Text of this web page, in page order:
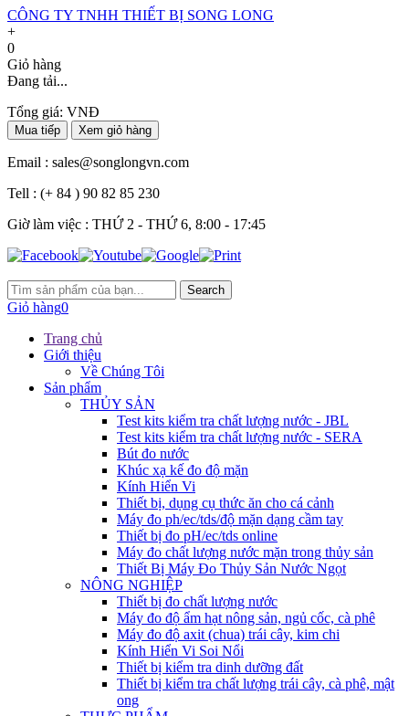
CÔNG TY TNHH THIẾT BỊ SONG LONG
+
0
Giỏ hàng
Đang tải...
Tổng giá: VNĐ
Mua tiếp Xem giỏ hàng
Email : sales@songlongvn.com
Tell : (+ 84 ) 90 82 85 230
Giờ làm việc : THỨ 2 - THỨ 6, 8:00 - 17:45
Search
Giỏ hàng0
Trang chủ
Giới thiệu
Về Chúng Tôi
Sản phẩm
THỦY SẢN
Test kits kiểm tra chất lượng nước - JBL
Test kits kiểm tra chất lượng nước - SERA
Bút đo nước
Khúc xạ kế đo độ mặn
Kính Hiển Vi
Thiết bị, dụng cụ thức ăn cho cá cảnh
Máy đo ph/ec/tds/độ mặn dạng cầm tay
Thiết bị đo pH/ec/tds online
Máy đo chất lượng nước mặn trong thủy sản
Thiết Bị Máy Đo Thủy Sản Nước Ngọt
NÔNG NGHIỆP
Thiết bị đo chất lượng nước
Máy đo độ ẩm hạt nông sản, ngủ cốc, cà phê
Máy đo độ axit (chua) trái cây, kim chi
Kính Hiển Vi Soi Nổi
Thiết bị kiểm tra dinh dưỡng đất
Thiết bị kiểm tra chất lượng trái cây, cà phê, mật
ong